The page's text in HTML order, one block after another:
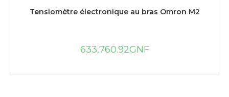
Tensiomètre électronique au bras Omron M2
633,760.92GNF